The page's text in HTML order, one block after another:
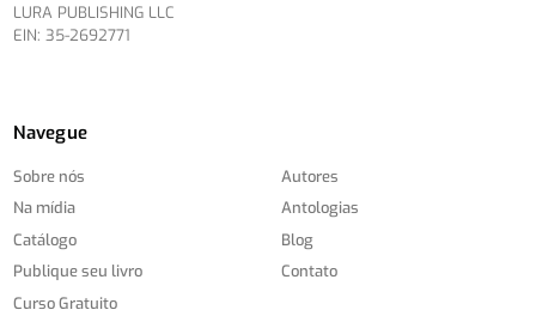
LURA PUBLISHING LLC
EIN: 35-2692771
Navegue
Sobre nós
Na mídia
Catálogo
Publique seu livro
Curso Gratuito
Autores
Antologias
Blog
Contato